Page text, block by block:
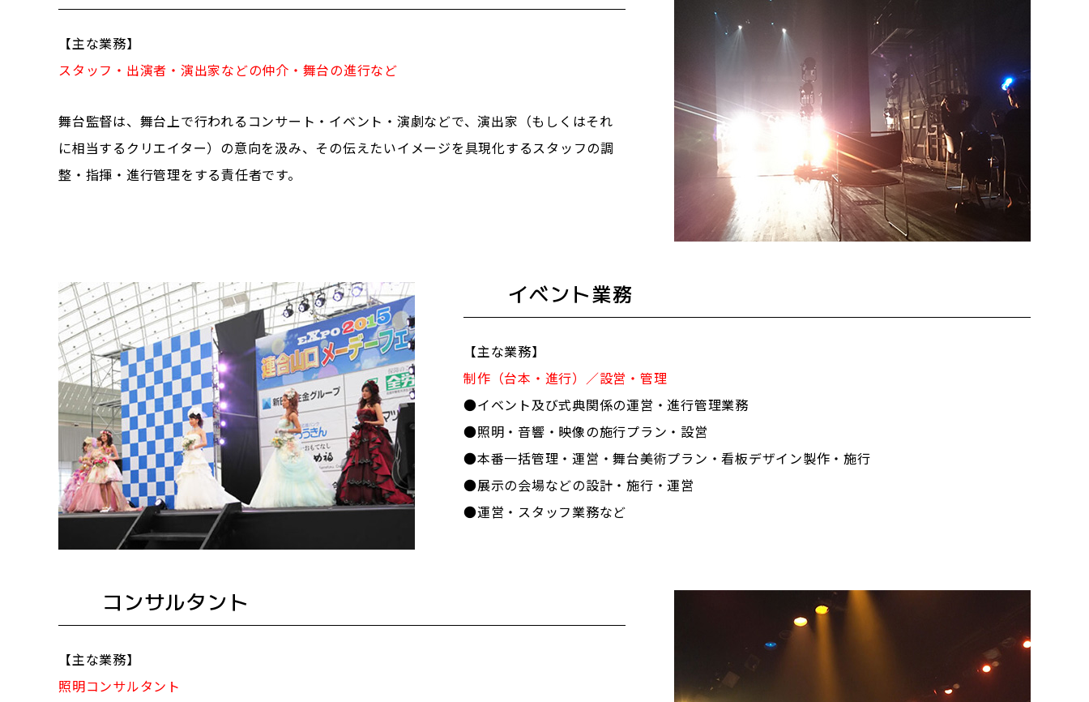
【主な業務】
スタッフ・出演者・演出家などの仲介・舞台の進行など
舞台監督は、舞台上で行われるコンサート・イベント・演劇などで、演出家（もしくはそれ
に相当するクリエイター）の意向を汲み、その伝えたいイメージを具現化するスタッフの調
整・指揮・進行管理をする責任者です。
イベント業務
【主な業務】
制作（台本・進行）／設営・管理
●イベント及び式典関係の運営・進行管理業務
●照明・音響・映像の施行プラン・設営
●本番一括管理・運営・舞台美術プラン・看板デザイン製作・施行
●展示の会場などの設計・施行・運営
●運営・スタッフ業務など
コンサルタント
【主な業務】
照明コンサルタント